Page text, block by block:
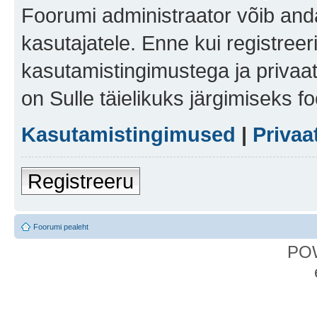
Foorumi administraator võib
kasutajatele. Enne kui
kasutamistingimustega ja
on Sulle täielikuks järgimiseks
Kasutamistingimused |
Registreeru
Foorumi pealeht